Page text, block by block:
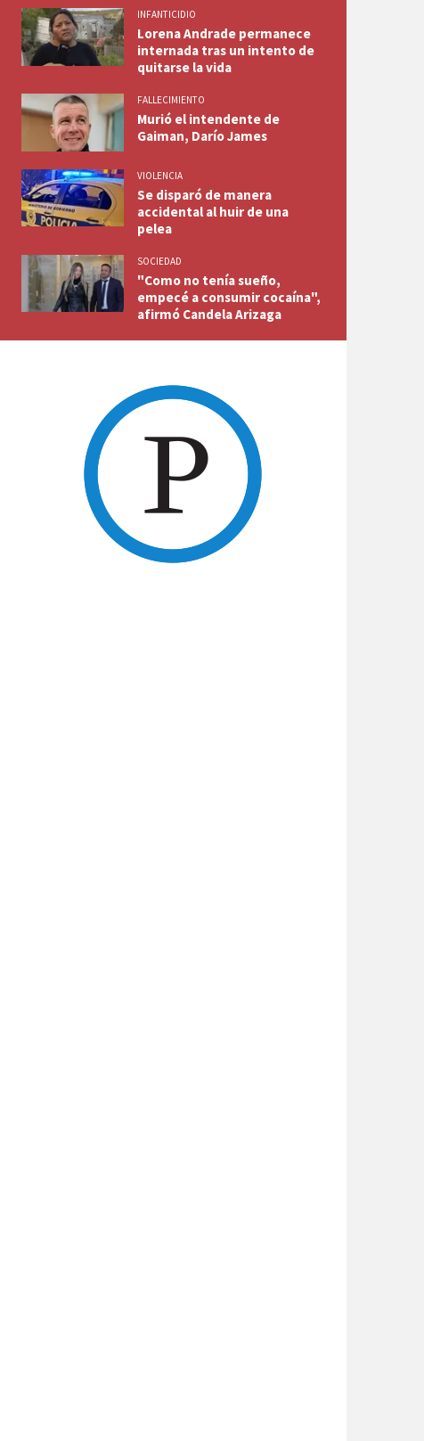
INFANTICIDIO
Lorena Andrade permanece
internada tras un intento de
quitarse la vida
FALLECIMIENTO
Murió el intendente de
Gaiman, Darío James
VIOLENCIA
Se disparó de manera
accidental al huir de una
pelea
SOCIEDAD
"Como no tenía sueño,
empecé a consumir cocaína",
afirmó Candela Arizaga